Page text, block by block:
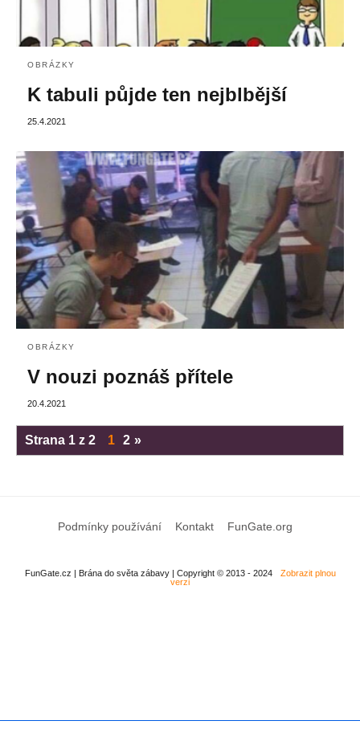
OBRÁZKY
K tabuli půjde ten nejblbější
25.4.2021
OBRÁZKY
V nouzi poznáš přítele
20.4.2021
Strana 1 z 2 1 2 »
Podmínky používání Kontakt FunGate.org
FunGate.cz | Brána do světa zábavy | Copyright © 2013 - 2024
Zobrazit plnou
verzi